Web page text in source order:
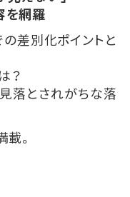
を網羅
差別化ポイントと
？
落とされがちな落
。